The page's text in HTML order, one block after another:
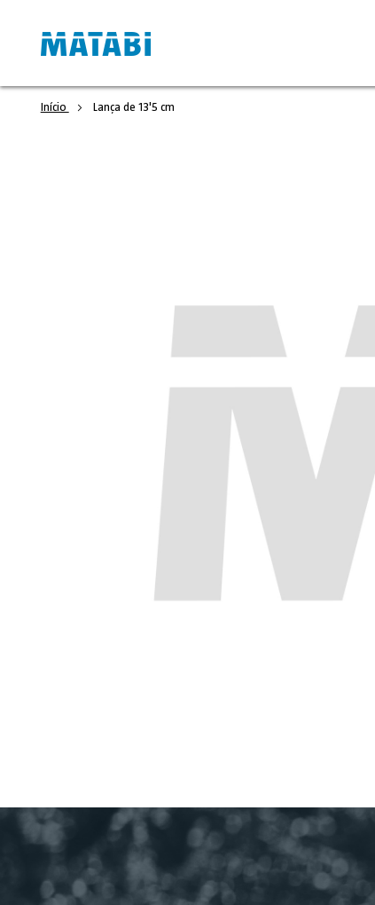
Início Lança de 13'5 cm